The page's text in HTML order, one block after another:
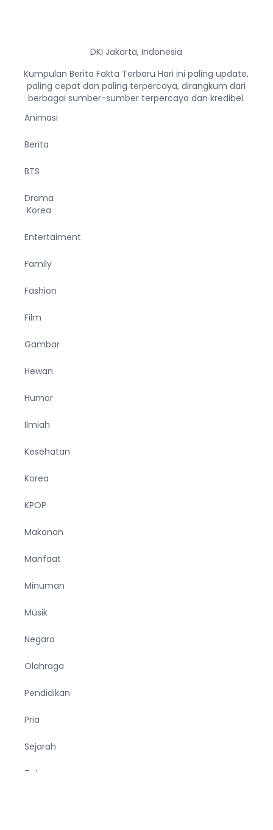
DKI Jakarta, Indonesia
Kumpulan Berita Fakta Terbaru Hari ini paling update,
paling cepat dan paling terpercaya, dirangkum dari
berbagai sumber-sumber terpercaya dan kredibel.
Animasi
Berita
BTS
Drama
Korea
Entertaiment
Family
Fashion
Film
Gambar
Hewan
Humor
Ilmiah
Kesehatan
Korea
KPOP
Makanan
Manfaat
Minuman
Musik
Negara
Olahraga
Pendidikan
Pria
Sejarah
Tekno